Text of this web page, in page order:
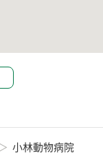
小林動物病院